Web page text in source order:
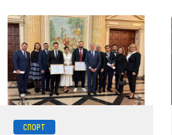
СПОРТ